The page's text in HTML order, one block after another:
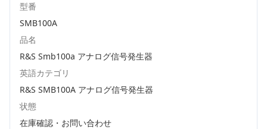
型番
SMB100A
品名
R&S Smb100a アナログ信号発生器
英語カテゴリ
R&S SMB100A アナログ信号発生器
状態
在庫確認・お問い合わせ